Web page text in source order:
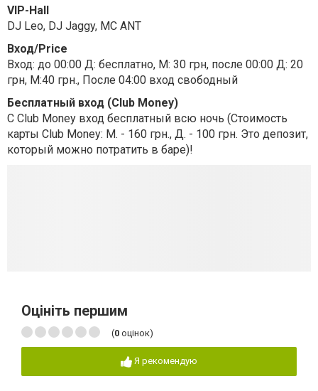
VIP-Hall
DJ Leo, DJ Jaggy, MC ANT
Вход/Price
Вход: до 00:00 Д: бесплатно, М: 30 грн, после 00:00 Д: 20
грн, М:40 грн., После 04:00 вход свободный
Бесплатный вход (Club Money)
С Club Money вход бесплатный всю ночь (Стоимость
карты Club Money: М. - 160 грн., Д. - 100 грн. Это депозит,
который можно потратить в баре)!
Оцініть першим
(0 оцінок)
Я рекомендую